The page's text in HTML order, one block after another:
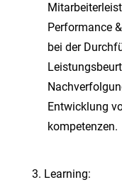
Performance
bei der
Entwicklung
kompetenzen.
Learning: